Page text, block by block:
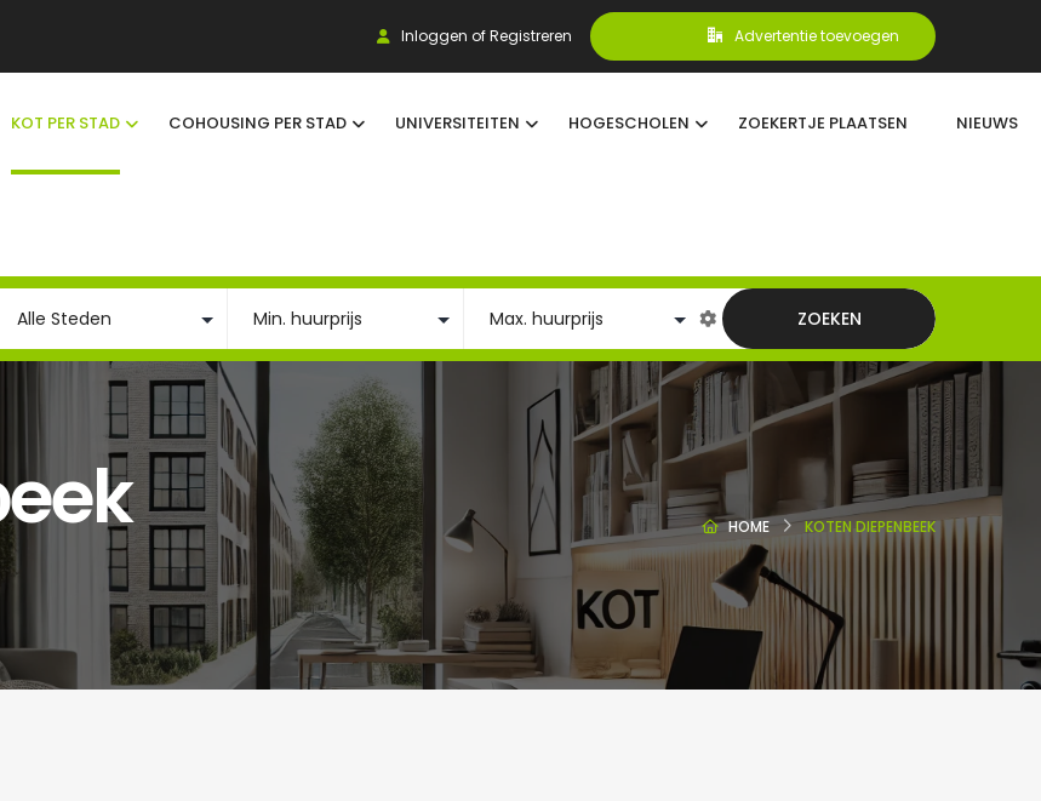
Inloggen of Registreren Advertentie toevoegen
KOT PER STAD COHOUSING PER STAD UNIVERSITEITEN HOGESCHOLEN ZOEKERTJE PLAATSEN NIEUWS
ZOEKEN
HOME KOTEN DIEPENBEEK